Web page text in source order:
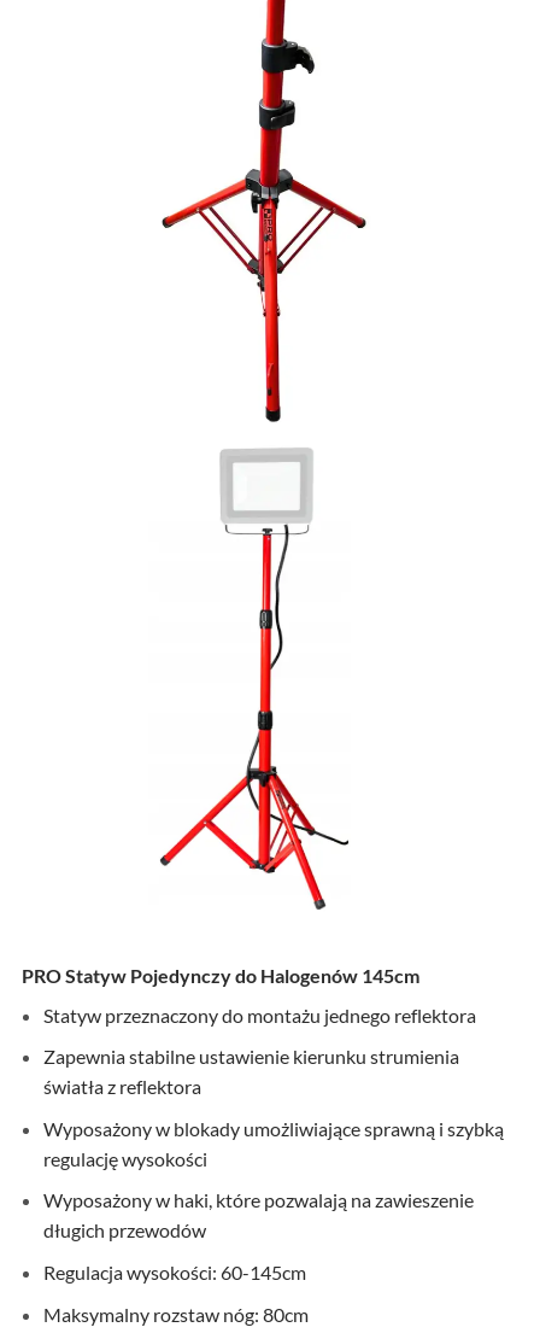
PRO Statyw Pojedynczy do Halogenów 145cm
Statyw przeznaczony do montażu jednego reflektora
Zapewnia stabilne ustawienie kierunku strumienia
światła z reflektora
Wyposażony w blokady umożliwiające sprawną i szybką
regulację wysokości
Wyposażony w haki, które pozwalają na zawieszenie
długich przewodów
Regulacja wysokości: 60-145cm
Maksymalny rozstaw nóg: 80cm